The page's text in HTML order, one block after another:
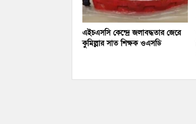
এইচএসসি কেন্দ্রে জলাবদ্ধতার জেরে
কুমিল্লার সাত শিক্ষক ওএসডি